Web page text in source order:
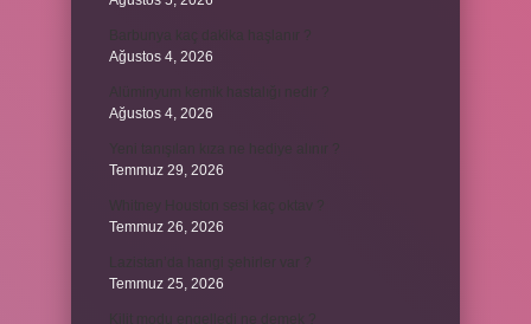
Ağustos 4, 2026
Ağustos 4, 2026
Temmuz 29, 2026
Temmuz 26, 2026
Temmuz 25, 2026